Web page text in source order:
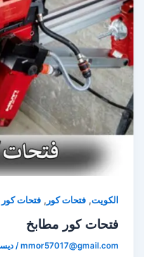
,فتحات كور,فتحات كور مطابخ,
كور مطابخ
/ديسمبر 16, 2025